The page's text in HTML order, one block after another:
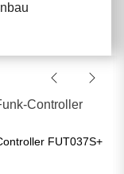
FUT037S+